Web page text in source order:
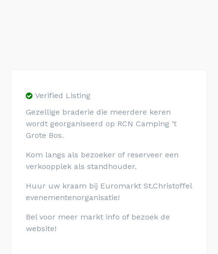
Verified Listing
Gezellige braderie die meerdere keren
wordt georganiseerd op RCN Camping ‘t
Grote Bos.
Kom langs als bezoeker of reserveer een
verkoopplek als standhouder.
Huur uw kraam bij Euromarkt St.Christoffel
evenementenorganisatie!
Bel voor meer markt info of bezoek de
website!